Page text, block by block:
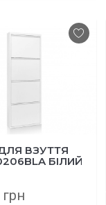
ВЗУТТЯ
БІЛИЙ